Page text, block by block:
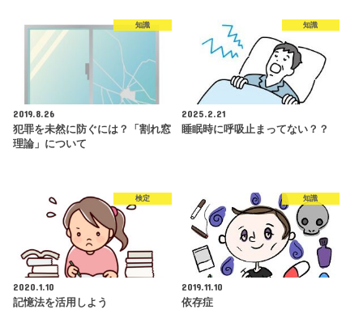
知識
2019.8.26
犯罪を未然に防ぐには？「割れ窓
理論」について
知識
2025.2.21
睡眠時に呼吸止まってない？？
検定
2020.1.10
記憶法を活用しよう
知識
2019.11.10
依存症